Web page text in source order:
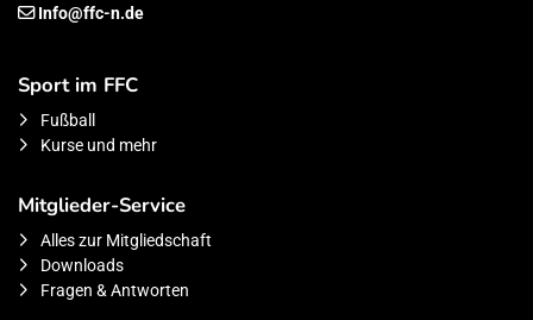
Info@ffc-n.de
Sport im FFC
Fußball
Kurse und mehr
Mitglieder-Service
Alles zur Mitgliedschaft
Downloads
Fragen & Antworten